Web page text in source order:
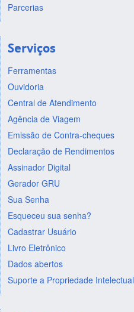
Parcerias
Serviços
Ferramentas
Ouvidoria
Central de Atendimento
Agência de Viagem
Emissão de Contra-cheques
Declaração de Rendimentos
Assinador Digital
Gerador GRU
Sua Senha
Esqueceu sua senha?
Cadastrar Usuário
Livro Eletrônico
Dados abertos
Suporte a Propriedade Intelectual